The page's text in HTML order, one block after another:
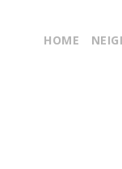
HOME